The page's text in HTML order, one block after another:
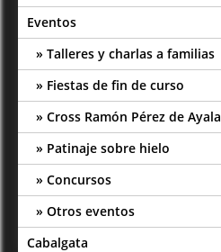
Eventos
Talleres y charlas a familias
Fiestas de fin de curso
Cross Ramón Pérez de Ayala
Patinaje sobre hielo
Concursos
Otros eventos
Cabalgata